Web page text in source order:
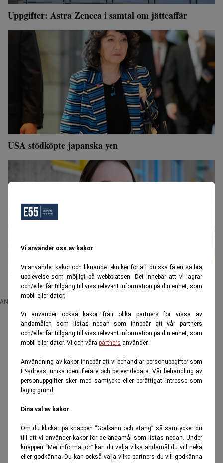
Vi använder oss av kakor
Vi använder kakor och liknande tekniker för att du ska få en så bra
upplevelse som möjligt på webbplatsen. Det innebär att vi lagrar
och/eller får tillgång till viss relevant information på din enhet, som
mobil eller dator.
Vi använder också kakor från olika partners för vissa av
ändamålen som listas nedan som innebär att vår partners
och/eller får tillgång till viss relevant information på din enhet, som
mobil eller dator. Vi och våra partners använder.
Användning av kakor innebär att vi behandlar personuppgifter som
IP-adress, unika identifierare och beteendedata. Vår behandling av
personuppgifter sker med samtycke eller berättigat intresse som
laglig grund.
Dina val av kakor
Om du klickar på knappen “Godkänn och stäng” så samtycker du
till att vi använder kakor för de ändamål som listas nedan. Under
knappen “Mer information” kan du välja vilka ändamål du vill neka
eller godkänna. Du kan också välja vilka partners du vill godkänna
Uppgifter: Astra Zeneca i samtal om jätteaffär
USA stödköpte japanska yen
Hyran spräcker studentens budget – ”levt på nudlar”
ANNONS